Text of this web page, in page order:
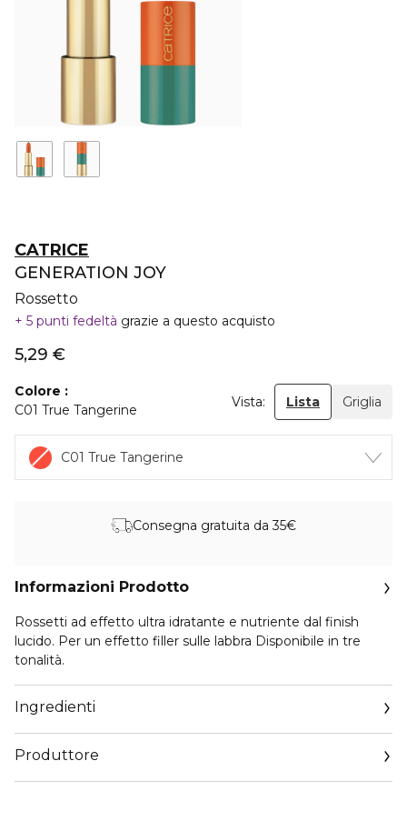
CATRICE
GENERATION JOY
Rossetto
5 punti fedeltà grazie a questo acquisto
5,29 €
Colore
C01 True Tangerine
Vista: Lista Griglia
C01 True Tangerine
Consegna gratuita da 35€
Informazioni Prodotto
Rossetti ad effetto ultra idratante e nutriente dal finish
lucido. Per un effetto filler sulle labbra Disponibile in tre
tonalità.
Ingredienti
Produttore